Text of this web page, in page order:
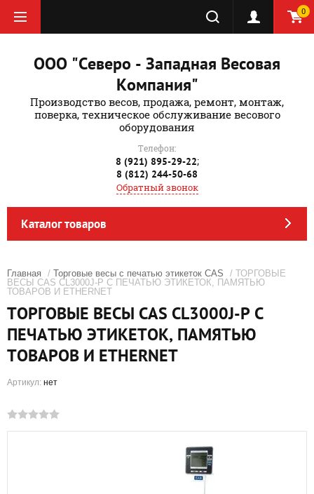
0
ООО "Северо - Западная Весовая
Компания"
Производство весов, продажа, ремонт, монтаж,
поверка, техническое обслуживание весового
оборудования
Телефон:
8 (921) 895-29-22;
8 (812) 244-50-68
Обратный звонок
Каталог товаров
Главная / Торговые весы с печатью этикеток CAS
/ ТОРГОВЫЕ
ВЕСЫ CAS CL3000J-P С ПЕЧАТЬЮ ЭТИКЕТОК, ПАМЯТЬЮ
ТОВАРОВ И ETHERNET
ТОРГОВЫЕ ВЕСЫ CAS CL3000J-P С
ПЕЧАТЬЮ ЭТИКЕТОК, ПАМЯТЬЮ
ТОВАРОВ И ETHERNET
Артикул: нет